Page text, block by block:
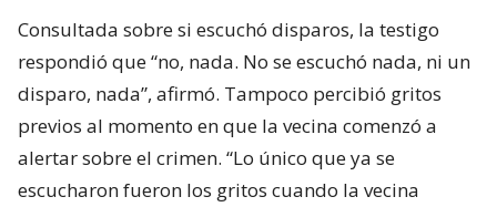
Consultada sobre si escuchó disparos, la testigo
respondió que “no, nada. No se escuchó nada, ni un
disparo, nada”, afirmó. Tampoco percibió gritos
previos al momento en que la vecina comenzó a
alertar sobre el crimen. “Lo único que ya se
escucharon fueron los gritos cuando la vecina